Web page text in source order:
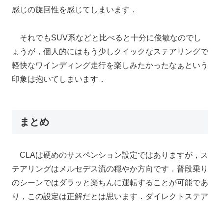
感じの旋回性を感じてしまいます．
それでもSUV系などと比べると十分に俊敏なのでし
ょうが，個人的にはもう少しクイックなステアリングで
軽快なワインディング走行を楽しみたかったなぁという
印象は抱いてしまいます．
まとめ
CLAは硬めのサスペンション設定ではありますが，ス
テアリングはメルセデス流の穏やか方向です．普段乗り
のシーンではダラッと楽ちんに運転することが可能であ
り，この設定は正解だとは思います．ダイレクトステア